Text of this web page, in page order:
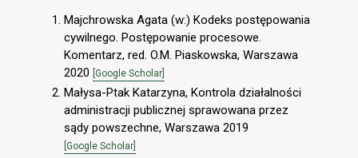
Majchrowska Agata (w:) Kodeks postępowania
cywilnego. Postępowanie procesowe.
Komentarz, red. O.M. Piaskowska, Warszawa
2020 [Google Scholar]
Małysa-Ptak Katarzyna, Kontrola działalności
administracji publicznej sprawowana przez
sądy powszechne, Warszawa 2019
[Google Scholar]